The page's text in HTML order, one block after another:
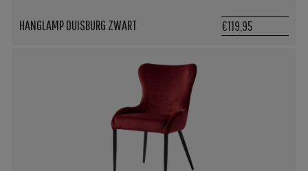
HANGLAMP DUISBURG ZWART €119,95